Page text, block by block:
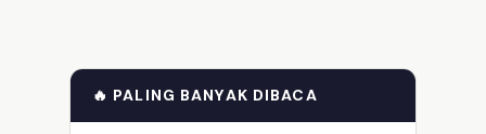
🔥 PALING BANYAK DIBACA